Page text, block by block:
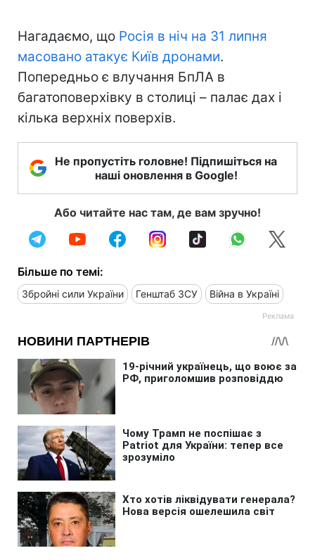
Нагадаємо, що Росія в ніч на 31 липня
масовано атакує Київ дронами.
Попередньо є влучання БпЛА в
багатоповерхівку в столиці – палає дах і
кілька верхніх поверхів.
Не пропустіть головне! Підпишіться на
наші оновлення в Google!
Або читайте нас там, де вам зручно!
Більше по темі:
Збройні сили України Генштаб ЗСУ Війна в Україні